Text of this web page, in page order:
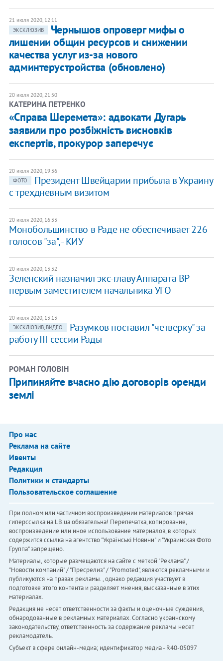
21 июля 2020, 12:11
ЭКСКЛЮЗИВ
Чернышов опроверг мифы о
лишении общин ресурсов и снижении
качества услуг из-за нового
админтерустройства (обновлено)
20 июля 2020, 21:50
КАТЕРИНА ПЕТРЕНКО
«Справа Шеремета»: адвокати Дугарь
заявили про розбіжність висновків
експертів, прокурор заперечує
20 июля 2020, 19:36
ФОТО
Президент Швейцарии прибыла в Украину
с трехдневным визитом
20 июля 2020, 16:33
Монобольшинство в Раде не обеспечивает 226
голосов "за", - КИУ
20 июля 2020, 13:32
Зеленский назначил экс-главу Аппарата ВР
первым заместителем начальника УГО
20 июля 2020, 13:13
ЭКСКЛЮЗИВ, ВИДЕО
Разумков поставил "четверку" за
работу III сессии Рады
РОМАН ГОЛОВІН
Припиняйте вчасно дію договорів оренди
землі
Про нас
Реклама на сайте
Ивенты
Редакция
Политики и стандарты
Пользовательское соглашение
При полном или частичном воспроизведении материалов прямая
гиперссылка на LB.ua обязательна! Перепечатка, копирование,
воспроизведение или иное использование материалов, в которых
содержится ссылка на агентство "Українськi Новини" и "Украинская Фото
Группа" запрещено.
Материалы, которые размещаются на сайте с меткой "Реклама" /
"Новости компаний" / "Пресрелиз" / "Promoted", являются рекламными и
публикуются на правах рекламы. , однако редакция участвует в
подготовке этого контента и разделяет мнения, высказанные в этих
материалах.
Редакция не несет ответственности за факты и оценочные суждения,
обнародованные в рекламных материалах. Согласно украинскому
законодательству, ответственность за содержание рекламы несет
рекламодатель.
Субъект в сфере онлайн-медиа; идентификатор медиа - R40-05097